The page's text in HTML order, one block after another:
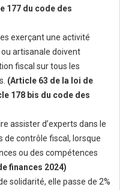
177 du code des
exerçant une activité
ou artisanale doivent
fiscal sur tous les
(Article 63 de la loi de
178 bis du code des
assister d’experts dans le
de contrôle fiscal, lorsque
ou des compétences
finances 2024)
solidarité, elle passe de 2%